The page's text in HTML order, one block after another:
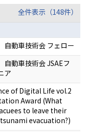
全件表示（148件）
動車技術会 フェロー
動車技術会 JSAEフ
ア
of Digital Life vol.2
Award (What
to leave their
evacuation?)